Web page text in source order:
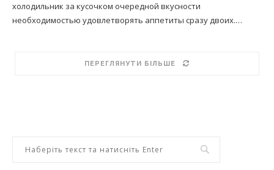
холодильник за кусочком очередной вкусности
необходимостью удовлетворять аппетиты сразу двоих.…
ПЕРЕГЛЯНУТИ БІЛЬШЕ